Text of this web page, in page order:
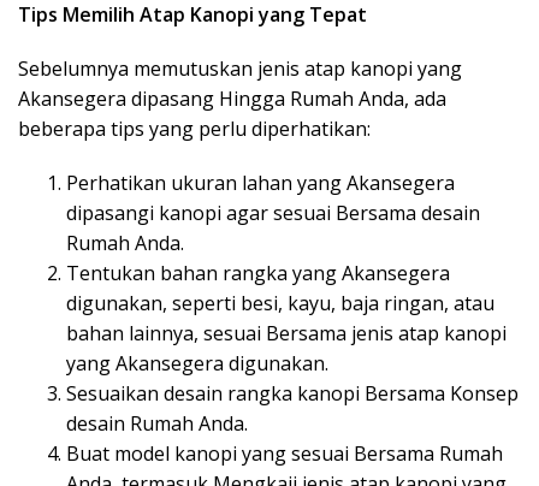
Tips Memilih Atap Kanopi yang Tepat
Sebelumnya memutuskan jenis atap kanopi yang
Akansegera dipasang Hingga Rumah Anda, ada
beberapa tips yang perlu diperhatikan:
Perhatikan ukuran lahan yang Akansegera
dipasangi kanopi agar sesuai Bersama desain
Rumah Anda.
Tentukan bahan rangka yang Akansegera
digunakan, seperti besi, kayu, baja ringan, atau
bahan lainnya, sesuai Bersama jenis atap kanopi
yang Akansegera digunakan.
Sesuaikan desain rangka kanopi Bersama Konsep
desain Rumah Anda.
Buat model kanopi yang sesuai Bersama Rumah